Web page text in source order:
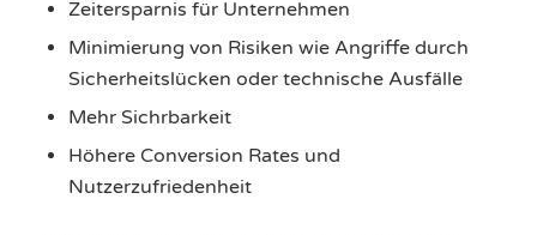
Zeitersparnis für Unternehmen
Minimierung von Risiken wie Angriffe durch
Sicherheitslücken oder technische Ausfälle
Mehr Sichrbarkeit
Höhere Conversion Rates und
Nutzerzufriedenheit